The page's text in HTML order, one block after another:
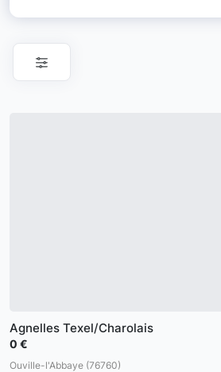
Agnelles Texel/Charolais
0 €
Ouville-l'Abbaye (76760)